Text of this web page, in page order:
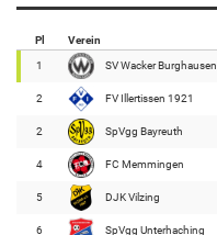
Pl Verein
1 SV Wacker Burghausen
2 FV Illertissen 1921
2 SpVgg Bayreuth
4 FC Memmingen
5 DJK Vilzing
6 SpVgg Unterhaching